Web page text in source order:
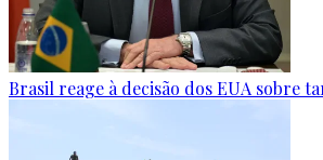
Brasil reage à decisão dos EUA sobre